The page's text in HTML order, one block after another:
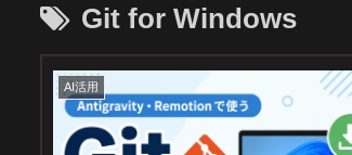
Git for Windows
AI活用